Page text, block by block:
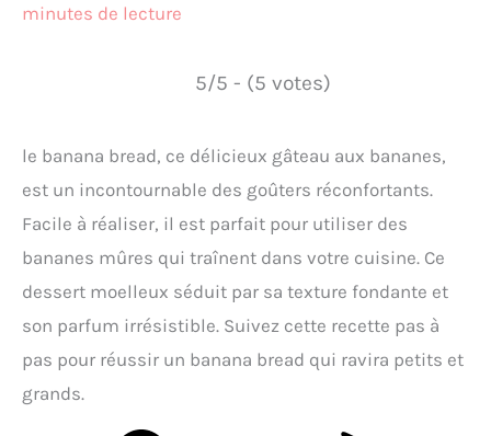
minutes de lecture
5/5 - (5 votes)
le banana bread, ce délicieux gâteau aux bananes,
est un incontournable des goûters réconfortants.
Facile à réaliser, il est parfait pour utiliser des
bananes mûres qui traînent dans votre cuisine. Ce
dessert moelleux séduit par sa texture fondante et
son parfum irrésistible. Suivez cette recette pas à
pas pour réussir un banana bread qui ravira petits et
grands.